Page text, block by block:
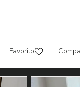
Favorito